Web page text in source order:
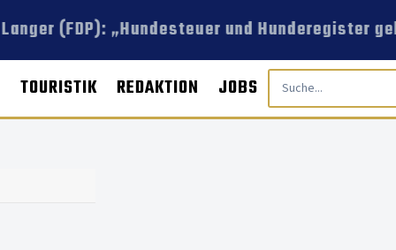
(FDP): „Hundesteuer und Hunderegister
TOURISTIK REDAKTION JOBS